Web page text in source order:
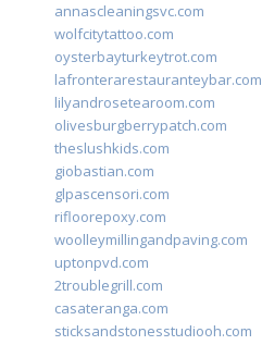
annascleaningsvc.com
wolfcitytattoo.com
oysterbayturkeytrot.com
lafronterarestauranteybar.com
lilyandrosetearoom.com
olivesburgberrypatch.com
theslushkids.com
giobastian.com
glpascensori.com
rifloorepoxy.com
woolleymillingandpaving.com
uptonpvd.com
2troublegrill.com
casateranga.com
sticksandstonesstudiooh.com